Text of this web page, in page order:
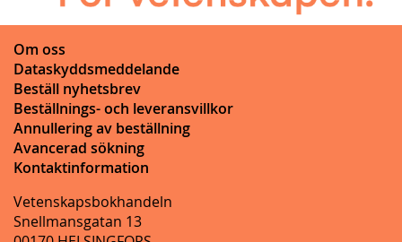
Om oss
Dataskyddsmeddelande
Beställ nyhetsbrev
Beställnings- och leveransvillkor
Annullering av beställning
Avancerad sökning
Kontaktinformation
Vetenskapsbokhandeln
Snellmansgatan 13